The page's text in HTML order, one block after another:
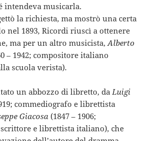
intendeva musicarla.
la richiesta, ma mostrò una certa
nel 1893, Ricordi riuscì a ottenere
ma per un altro musicista,Alberto
– 1942; compositore italiano
scuola verista).
un abbozzo di libretto, da Luigi
commediografo e librettista
Giacosa (1847 – 1906;
e librettista italiano), che